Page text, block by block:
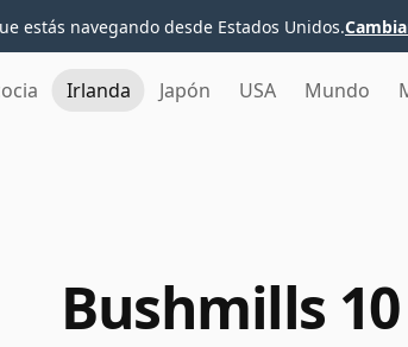
estás navegando desde Estados Unidos.
Irlanda Japón USA Mundo
Bushmills